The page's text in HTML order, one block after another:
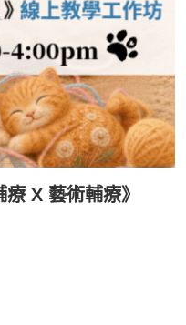
X 藝術輔療》